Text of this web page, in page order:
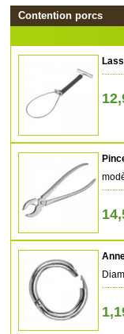
Contention porcs